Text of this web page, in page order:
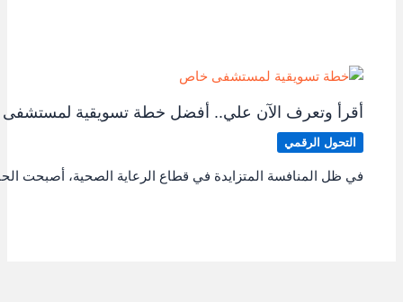
أقرأ وتعرف الآن علي.. أفضل خطة تسويقية
التحول الرقمي
في ظل المنافسة المتزايدة في قطاع الرعاية الصحية،